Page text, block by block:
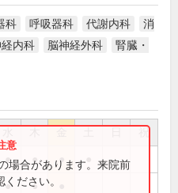
科 呼吸器科 代謝内科
消
内科 脳神経外科
腎臓・
祝
● ● ●
● ●
場合があります。来院前
ださい。